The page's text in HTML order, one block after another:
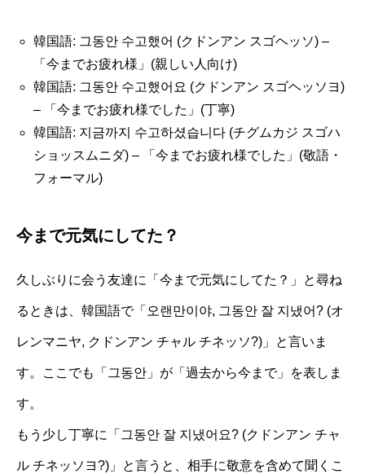
韓国語: 그동안 수고했어 (クドンアン スゴヘッソ) –
「今までお疲れ様」(親しい人向け)
韓国語: 그동안 수고했어요 (クドンアン スゴヘッソヨ)
– 「今までお疲れ様でした」(丁寧)
韓国語: 지금까지 수고하셨습니다 (チグムカジ スゴハ
ショッスムニダ) – 「今までお疲れ様でした」(敬語・
フォーマル)
今まで元気にしてた？
久しぶりに会う友達に「今まで元気にしてた？」と尋ね
るときは、韓国語で「오랜만이야, 그동안 잘 지냈어? (オ
レンマニヤ, クドンアン チャル チネッソ?)」と言いま
す。ここでも「그동안」が「過去から今まで」を表しま
す。
もう少し丁寧に「그동안 잘 지냈어요? (クドンアン チャ
ル チネッソヨ?)」と言うと、相手に敬意を含めて聞くこ